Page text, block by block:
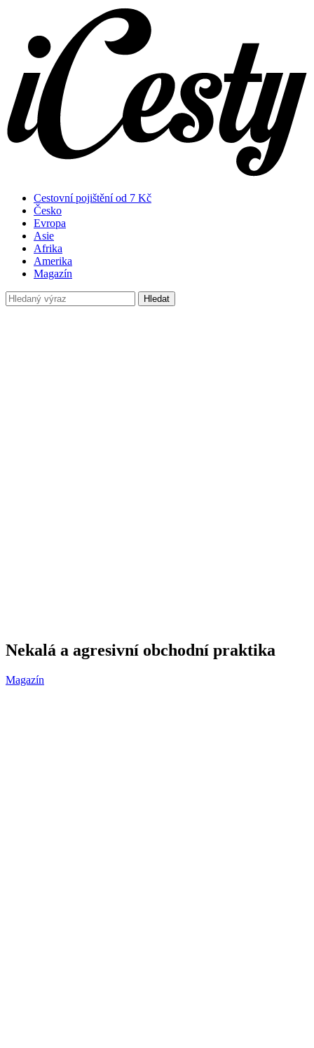
Cestovní pojištění od 7 Kč
Česko
Evropa
Asie
Afrika
Amerika
Magazín
Hledat
Nekalá a agresivní obchodní praktika
Magazín